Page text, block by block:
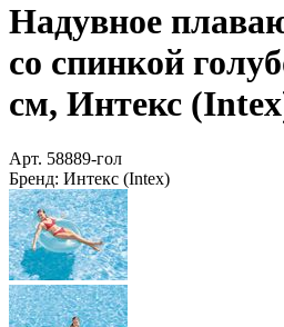
Надувное
со спинкой
см, Интекс
Арт. 58889-гол
Бренд: Интекс (Intex)